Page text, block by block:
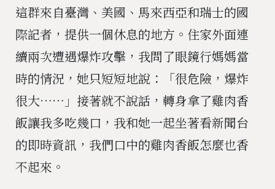
這群來自臺灣、美國、馬來西亞和瑞士的國
際記者，提供一個休息的地方。住家外面連
續兩次遭遇爆炸攻擊，我問了眼鏡行媽媽當
時的情況，她只短短地說：「很危險，爆炸
很大⋯⋯」接著就不說話，轉身拿了雞肉香
飯讓我多吃幾口，我和她一起坐著看新聞台
的即時資訊，我們口中的雞肉香飯怎麼也香
不起來。